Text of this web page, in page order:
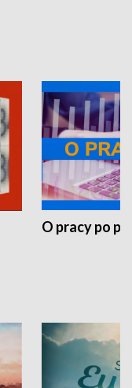
O pracy po